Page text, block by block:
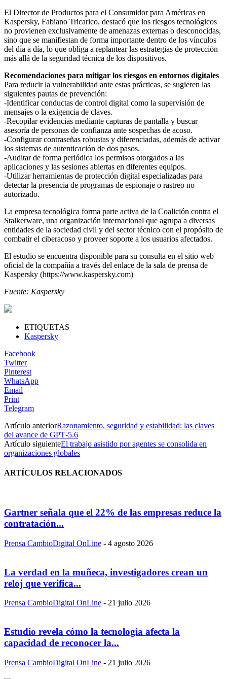
El Director de Productos para el Consumidor para Américas en
Kaspersky, Fabiano Tricarico, destacó que los riesgos tecnológicos
no provienen exclusivamente de amenazas externas o desconocidas,
sino que se manifiestan de forma importante dentro de los vínculos
del día a día, lo que obliga a replantear las estrategias de protección
más allá de la seguridad técnica de los dispositivos.
Recomendaciones para mitigar los riesgos en entornos digitales
Para reducir la vulnerabilidad ante estas prácticas, se sugieren las
siguientes pautas de prevención:
-Identificar conductas de control digital como la supervisión de
mensajes o la exigencia de claves.
-Recopilar evidencias mediante capturas de pantalla y buscar
asesoría de personas de confianza ante sospechas de acoso.
-Configurar contraseñas robustas y diferenciadas, además de activar
los sistemas de autenticación de dos pasos.
-Auditar de forma periódica los permisos otorgados a las
aplicaciones y las sesiones abiertas en diferentes equipos.
-Utilizar herramientas de protección digital especializadas para
detectar la presencia de programas de espionaje o rastreo no
autorizado.
La empresa tecnológica forma parte activa de la Coalición contra el
Stalkerware, una organización internacional que agrupa a diversas
entidades de la sociedad civil y del sector técnico con el propósito de
combatir el ciberacoso y proveer soporte a los usuarios afectados.
El estudio se encuentra disponible para su consulta en el sitio web
oficial de la compañía a través del enlace de la sala de prensa de
Kaspersky (https://www.kaspersky.com)
Fuente: Kaspersky
ETIQUETAS
Kaspersky
Facebook
Twitter
Pinterest
WhatsApp
Email
Print
Telegram
Artículo anteriorRazonamiento, seguridad y estabilidad: las claves
del avance de GPT‑5.6
Artículo siguienteEl trabajo asistido por agentes se consolida en
organizaciones globales
ARTÍCULOS RELACIONADOS
Gartner señala que el 22% de las empresas reduce la
contratación...
Prensa CambioDigital OnLine - 4 agosto 2026
La verdad en la muñeca, investigadores crean un
reloj que verifica...
Prensa CambioDigital OnLine - 21 julio 2026
Estudio revela cómo la tecnología afecta la
capacidad de reconocer la...
Prensa CambioDigital OnLine - 21 julio 2026